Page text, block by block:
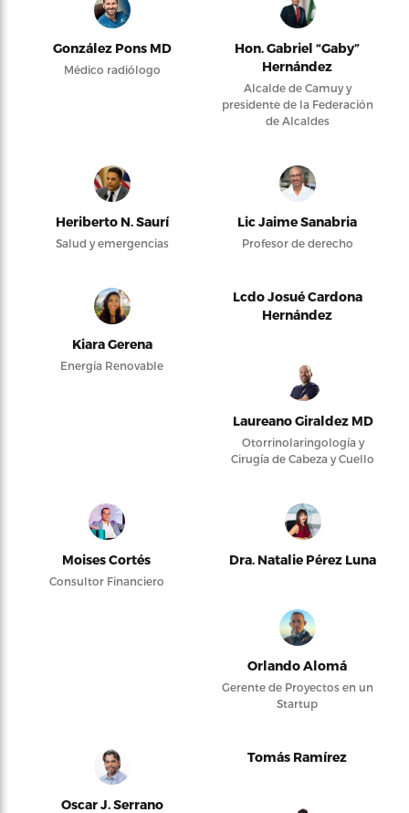
González Pons MD
Médico radiólogo
Hon. Gabriel “Gaby”
Hernández
Alcalde de Camuy y
presidente de la Federación
de Alcaldes
Heriberto N. Saurí
Salud y emergencias
Lic Jaime Sanabria
Profesor de derecho
Kiara Gerena
Energía Renovable
Lcdo Josué Cardona
Hernández
Laureano Giraldez MD
Otorrinolaringología y
Cirugía de Cabeza y Cuello
Moises Cortés
Consultor Financiero
Dra. Natalie Pérez Luna
Orlando Alomá
Gerente de Proyectos en un
Startup
Oscar J. Serrano
Tomás Ramírez